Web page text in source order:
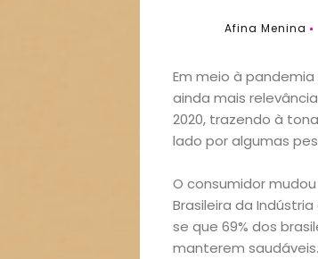
Afina Menina
Em meio à
ainda mais
2020, trazendo à
lado por algumas
O consumidor
Brasileira da
se que 69% dos
manterem